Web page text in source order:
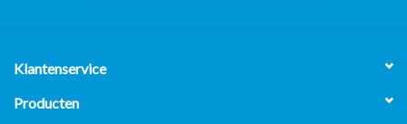
Klantenservice
Producten